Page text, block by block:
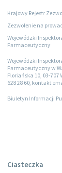
Krajowy Rejestr
Zezwolenie na
Wojewódzki
Farmaceutyczny
Wojewódzki
Farmaceutyczny w
Floriańska 10, 03-707
628 28 60, kontakt
Biuletyn Informacji
Ciasteczka